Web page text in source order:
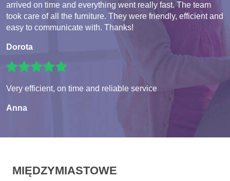
arrived on time and everything went really fast. The team
took care of all the furniture. They were friendly, efficient and
easy to communicate with. Thanks!
Dorota
Very efficient, on time and reliable service
Anna
MIĘDZYMIASTOWE